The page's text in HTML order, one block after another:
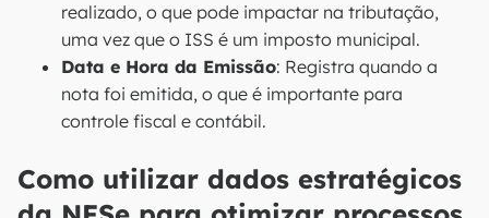
realizado, o que pode impactar na tributação,
uma vez que o ISS é um imposto municipal.
Data e Hora da Emissão: Registra quando a
nota foi emitida, o que é importante para
controle fiscal e contábil.
Como utilizar dados estratégicos